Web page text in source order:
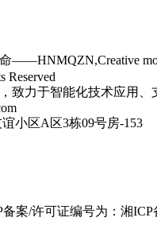
——HNMQZN,Creative
Reserved
致力于智能化技术应用
小区A区3栋09号房-153
备案/许可证编号为： 湘ICP